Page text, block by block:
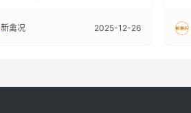
新禽况 2025-12-26